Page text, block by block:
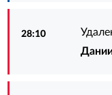
28:10